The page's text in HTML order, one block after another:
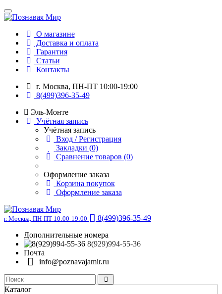
О магазине
Доставка и оплата
Гарантия
Статьи
Контакты
г. Москва, ПН-ПТ 10:00-19:00
8(499)396-35-49
Эль-Монте
Учётная запись
Учётная запись
Вход / Регистрация
Закладки (0)
Сравнение товаров (0)
Оформление заказа
Корзина покупок
Оформление заказа
г. Москва, ПН-ПТ 10:00-19:00
8(499)396-35-49
Дополнительные номера
8(929)994-55-36
Почта
info@poznavajamir.ru
Каталог